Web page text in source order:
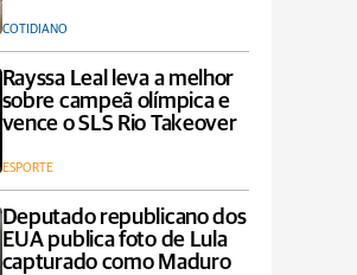
COTIDIANO
Rayssa Leal leva a melhor
sobre campeã olímpica e
vence o SLS Rio Takeover
ESPORTE
Deputado republicano dos
EUA publica foto de Lula
capturado como Maduro